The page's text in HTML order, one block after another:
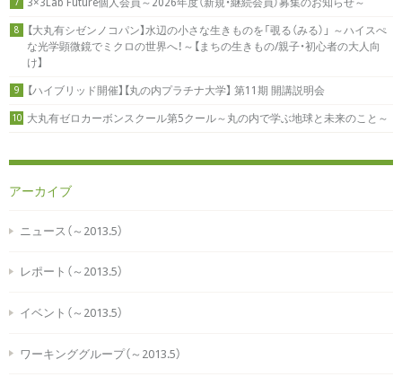
7 3×3Lab Future個人会員～2026年度（新規・継続会員）募集のお知らせ～
8
【大丸有シゼンノコパン】水辺の小さな生きものを「覗る（みる）」 ～ハイスぺ
な光学顕微鏡でミクロの世界へ！～【まちの生きもの/親子・初心者の大人向
け】
9 【ハイブリッド開催】【丸の内プラチナ大学】 第11期 開講説明会
10 大丸有ゼロカーボンスクール第5クール～丸の内で学ぶ地球と未来のこと～
アーカイブ
ニュース（～2013.5）
レポート（～2013.5）
イベント（～2013.5）
ワーキンググループ（～2013.5）